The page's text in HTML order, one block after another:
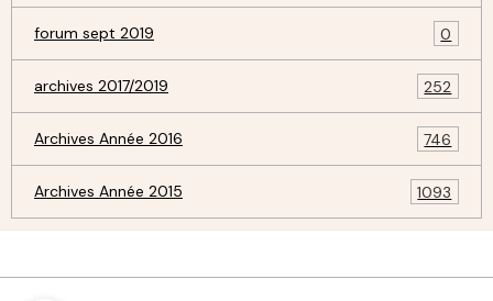
forum sept 2019 0
archives 2017/2019 252
Archives Année 2016 746
Archives Année 2015 1093